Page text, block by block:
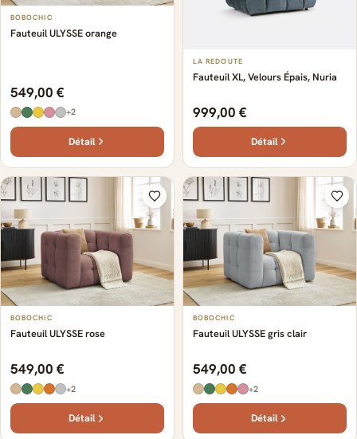
BOBOCHIC
Fauteuil ULYSSE orange
549,00 €
+2
Détail
LA REDOUTE
Fauteuil XL, Velours Épais, Nuria
999,00 €
Détail
BOBOCHIC
Fauteuil ULYSSE rose
549,00 €
+2
Détail
BOBOCHIC
Fauteuil ULYSSE gris clair
549,00 €
+2
Détail